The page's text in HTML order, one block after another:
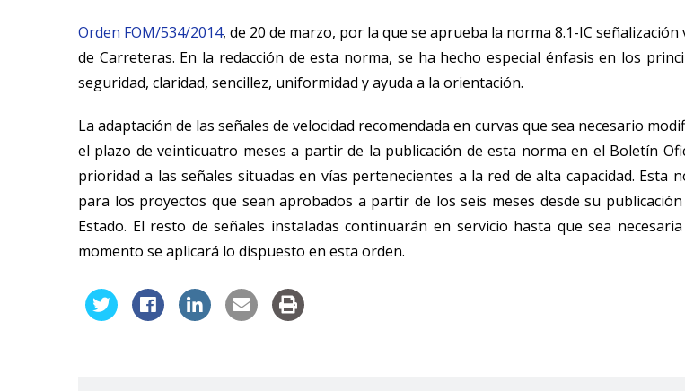
Orden FOM/534/2014, de 20 de marzo, por la que se aprueba la norma 8.1-IC
de Carreteras. En la redacción de esta norma, se ha hecho especial énfasis en los
seguridad, claridad, sencillez, uniformidad y ayuda a la orientación.
La adaptación de las señales de velocidad recomendada en curvas que sea necesario
el plazo de veinticuatro meses a partir de la publicación de esta norma en el Boletín
prioridad a las señales situadas en vías pertenecientes a la red de alta capacidad. Esta
para los proyectos que sean aprobados a partir de los seis meses desde su
Estado. El resto de señales instaladas continuarán en servicio hasta que sea
momento se aplicará lo dispuesto en esta orden.